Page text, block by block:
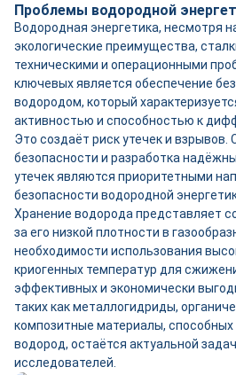
Проблемы водородной
Водородная энергетика, несмотря
экологические преимущества,
техническими и операционными
ключевых является обеспечение
водородом, который
активностью и способностью к
Это создаёт риск утечек и взрывов.
безопасности и разработка
утечек являются приоритетными
безопасности водородной
Хранение водорода представляет
за его низкой плотности в
необходимости использования
криогенных температур для
эффективных и экономически
таких как металлогидриды,
композитные материалы,
водород, остаётся актуальной
исследователей.